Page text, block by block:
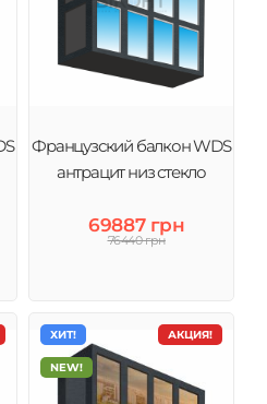
Французский балкон WDS
антрацит низ стекло
69887 грн
76440 грн
АКЦИЯ!
ХИТ!
NEW!